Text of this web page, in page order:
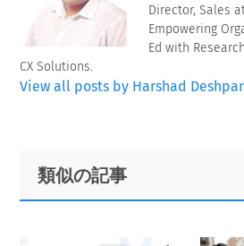
Director, Sales
Empowering
Ed with
CX Solutions.
View all posts by Harshad
Primary
Sidebar
Footer
類似の記事